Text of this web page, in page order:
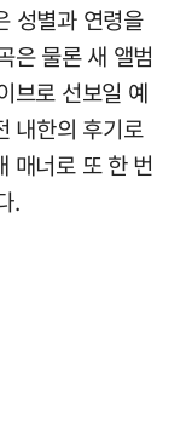
성별과 연령을
은 물론 새 앨범
브로 선보일 예
내한의 후기로
매너로 또 한 번
.